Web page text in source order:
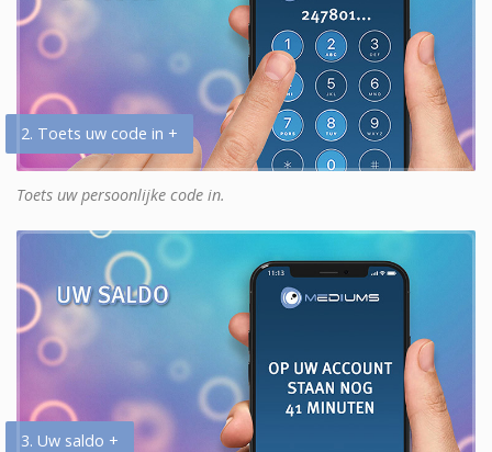
2. Toets uw code in +
Toets uw persoonlijke code in.
3. Uw saldo +